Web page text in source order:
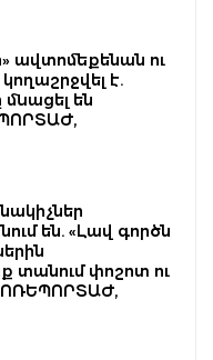
ավտոմեքենան ու
է.
են
են. «Լավ գործն
տանում փոշոտ ու